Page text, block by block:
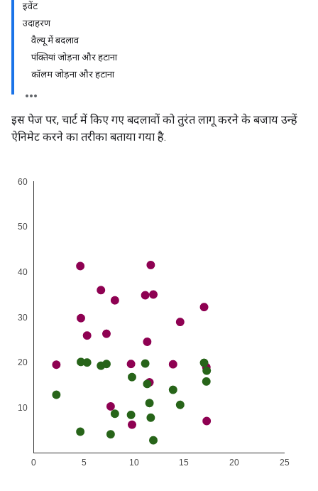
इवेंट
उदाहरण
वैल्यू में बदलाव
पंक्तियां जोड़ना और हटाना
कॉलम जोड़ना और हटाना
इस पेज पर, चार्ट में किए गए बदलावों को तुरंत लागू करने के बजाय उन्हें
ऐनिमेट करने का तरीका बताया गया है.